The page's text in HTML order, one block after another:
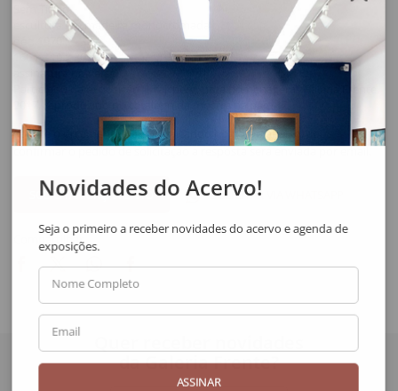
Sem Título
escultura em madeira monocromada
160 x 110 x 30 cm
assinatura no verso
Participou da exposição "Krajcberg, uma homenagem" Galeria Frente,
Solicite o orçamento da obra clicando no botão abaixo, após
confirmar o pedido de solicitação a resposta será enviada por email.
SOLICITAR VIA WHATSAPP
Compartilhar
Novidades do Acervo!
Seja o primeiro a receber novidades do acervo e agenda de
exposições.
Nome Completo
Email
ASSINAR
da Galeria Frente?